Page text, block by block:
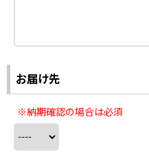
お届け先
※納期確認の場合は必須